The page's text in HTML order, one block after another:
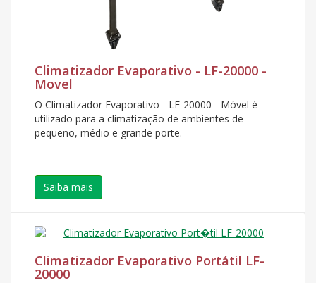
Climatizador Evaporativo - LF-20000 -
Movel
O Climatizador Evaporativo - LF-20000 - Móvel é
utilizado para a climatização de ambientes de
pequeno, médio e grande porte.
Saiba mais
Climatizador Evaporativo Portátil LF-
20000